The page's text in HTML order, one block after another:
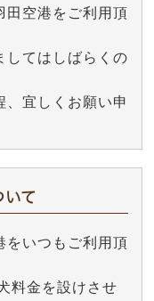
田空港をご利用頂
してはしばらくの
、宜しくお願い申
て
をいつもご利用頂
料金を設けさせ